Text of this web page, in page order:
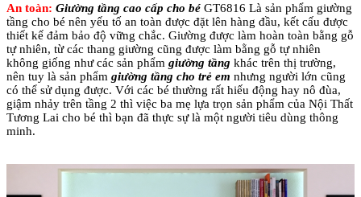
An toàn: Giường tầng cao cấp cho bé GT6816 Là sản phẩm giường
tầng cho bé nên yếu tố an toàn được đặt lên hàng đầu, kết cấu được
thiết kế đảm bảo độ vững chắc. Giường được làm hoàn toàn bằng gỗ
tự nhiên, từ các thang giường cũng được làm bằng gỗ tự nhiên
không giống như các sản phẩm giường tầng khác trên thị trường,
nên tuy là sản phẩm giường tầng cho trẻ em nhưng người lớn cũng
có thể sử dụng được. Với các bé thường rất hiếu động hay nô đùa,
giậm nhảy trên tầng 2 thì việc ba mẹ lựa trọn sản phẩm của Nội Thất
Tương Lai cho bé thì bạn đã thực sự là một người tiêu dùng thông
minh.